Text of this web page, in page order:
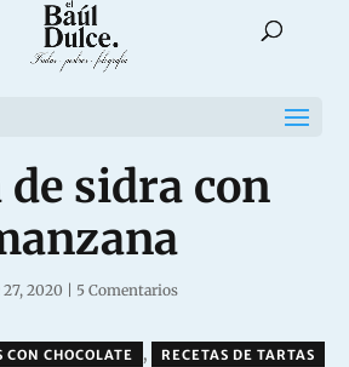
sidra con
2020 5 Comentarios
CON CHOCOLATE , RECETAS DE TARTAS